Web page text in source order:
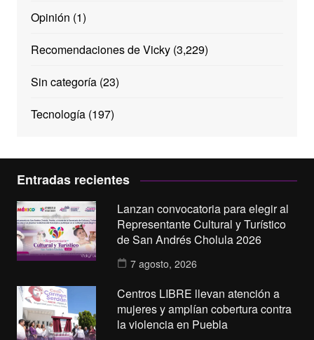
Opinión (1)
Recomendaciones de Vicky(3,229)
Sin categoría(23)
Tecnología(197)
Entradas recientes
Lanzan convocatoria para elegir al
Representante Cultural y Turístico
de San Andrés Cholula 2026
7 agosto, 2026
Centros LIBRE llevan atención a
mujeres y amplían cobertura contra
la violencia en Puebla